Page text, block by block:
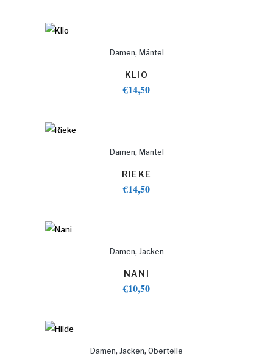
Damen, Mäntel
KLIO
€14,50
Damen, Mäntel
RIEKE
€14,50
Damen, Jacken
NANI
€10,50
Damen, Jacken, Oberteile